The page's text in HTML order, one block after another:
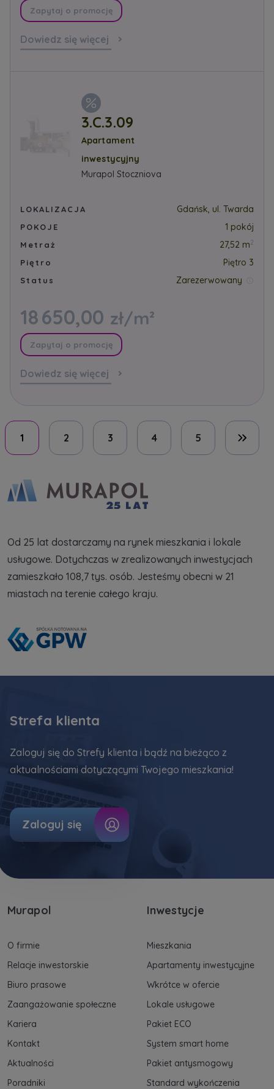
Zapytaj o promocję
Dowiedz się więcej
3.C.3.09
Apartament
inwestycyjny
Murapol Stoczniova
LOKALIZACJA Gdańsk, ul. Twarda
POKOJE 1 pokój
Metraż 27,52 m2
Piętro Piętro 3
Status Zarezerwowany
18 650,00 zł/m²
Zapytaj o promocję
Dowiedz się więcej
1 2 3 4 5
Od 25 lat dostarczamy na rynek mieszkania i lokale
usługowe. Dotychczas w zrealizowanych inwestycjach
zamieszkało 108,7 tys. osób. Jesteśmy obecni w 21
miastach na terenie całego kraju.
Murapol
O firmie
Relacje inwestorskie
Biuro prasowe
Zaangażowanie społeczne
Kariera
Kontakt
Aktualności
Poradniki
Inwestycje
Mieszkania
Apartamenty inwestycyjne
Wkrótce w ofercie
Lokale usługowe
Pakiet ECO
System smart home
Pakiet antysmogowy
Standard wykończenia
Strefa klienta
Zaloguj się do Strefy klienta i bądź na bieżąco z
aktualnościami dotyczącymi Twojego mieszkania!
Zaloguj się